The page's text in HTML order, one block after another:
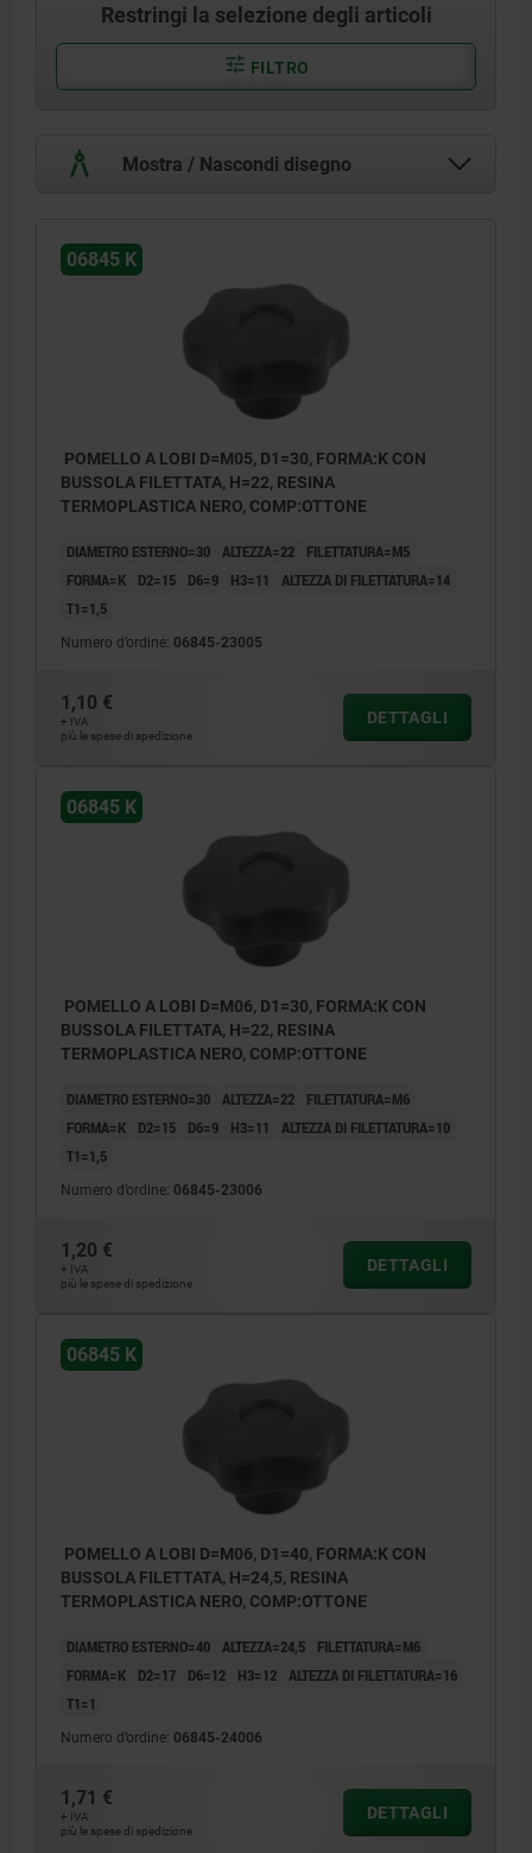
Restringi la selezione degli articoli
FILTRO
Mostra / Nascondi disegno
06845 K
POMELLO A LOBI D=M05, D1=30, FORMA:K CON
BUSSOLA FILETTATA, H=22, RESINA
TERMOPLASTICA NERO, COMP:OTTONE
DIAMETRO ESTERNO=30 ALTEZZA=22
FILETTATURA=M5
FORMA=K
D2=15 D6=9 H3=11
ALTEZZA DI FILETTATURA=14
T1=1,5
Numero d’ordine: 06845-23005
1,10 €
+ IVA
più le spese di spedizione
DETTAGLI
06845 K
POMELLO A LOBI D=M06, D1=30, FORMA:K CON
BUSSOLA FILETTATA, H=22, RESINA
TERMOPLASTICA NERO, COMP:OTTONE
DIAMETRO ESTERNO=30 ALTEZZA=22
FILETTATURA=M6
FORMA=K
D2=15 D6=9 H3=11
ALTEZZA DI FILETTATURA=10
T1=1,5
Numero d’ordine: 06845-23006
1,20 €
+ IVA
più le spese di spedizione
DETTAGLI
06845 K
POMELLO A LOBI D=M06, D1=40, FORMA:K CON
BUSSOLA FILETTATA, H=24,5, RESINA
TERMOPLASTICA NERO, COMP:OTTONE
DIAMETRO ESTERNO=40 ALTEZZA=24,5
FILETTATURA=M6
FORMA=K
D2=17 D6=12 H3=12 ALTEZZA DI FILETTATURA=16
T1=1
Numero d’ordine: 06845-24006
1,71 €
+ IVA
più le spese di spedizione
DETTAGLI